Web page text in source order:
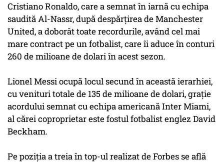
Cristiano Ronaldo, care a semnat în iarnă cu echipa
saudită Al-Nassr, după despărţirea de Manchester
United, a doborât toate recordurile, având cel mai
mare contract pe un fotbalist, care îi aduce în conturi
260 de milioane de dolari în acest sezon.
Lionel Messi ocupă locul secund în această ierarhiei,
cu venituri totale de 135 de milioane de dolari, graţie
acordului semnat cu echipa americană Inter Miami,
al cărei coproprietar este fostul fotbalist englez David
Beckham.
Pe poziţia a treia în top-ul realizat de Forbes se află